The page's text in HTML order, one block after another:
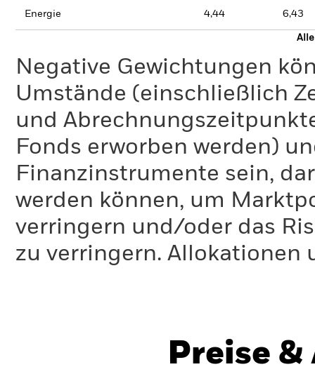
Energie 4,44 6,43
Negative Gewichtungen
Umstände (einschließlich
und
Fonds erworben werden)
Finanzinstrumente sein,
werden können, um
verringern und/oder das
zu verringern. Allokationen
Preise